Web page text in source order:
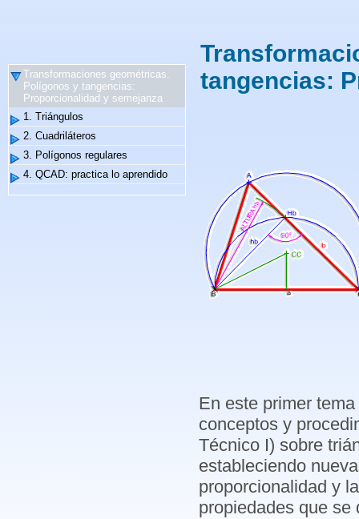
Transformaciones geométricas.
Polígonos y tangencias:
Proporcionalidad y semejanza
1. Triángulos
2. Cuadriláteros
3. Polígonos regulares
4. QCAD: practica lo aprendido
tangencias:
En este primer
conceptos y
Técnico I) sobre
estableciendo
proporcionalidad y
propiedades que se